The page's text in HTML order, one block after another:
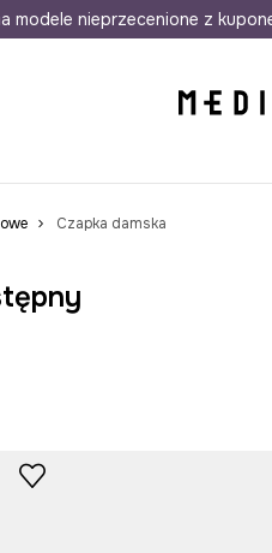
w 24h Darmowa
modele nieprzecenione z
Czapka damska